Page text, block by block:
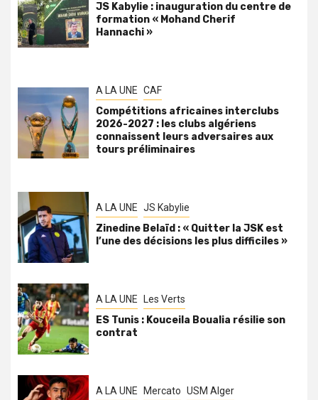
JS Kabylie : inauguration du centre de
formation « Mohand Cherif
Hannachi »
A LA UNE CAF
Compétitions africaines interclubs
2026-2027 : les clubs algériens
connaissent leurs adversaires aux
tours préliminaires
A LA UNE JS Kabylie
Zinedine Belaïd : « Quitter la JSK est
l’une des décisions les plus difficiles »
A LA UNE Les Verts
ES Tunis : Kouceila Boualia résilie son
contrat
A LA UNE Mercato USM Alger